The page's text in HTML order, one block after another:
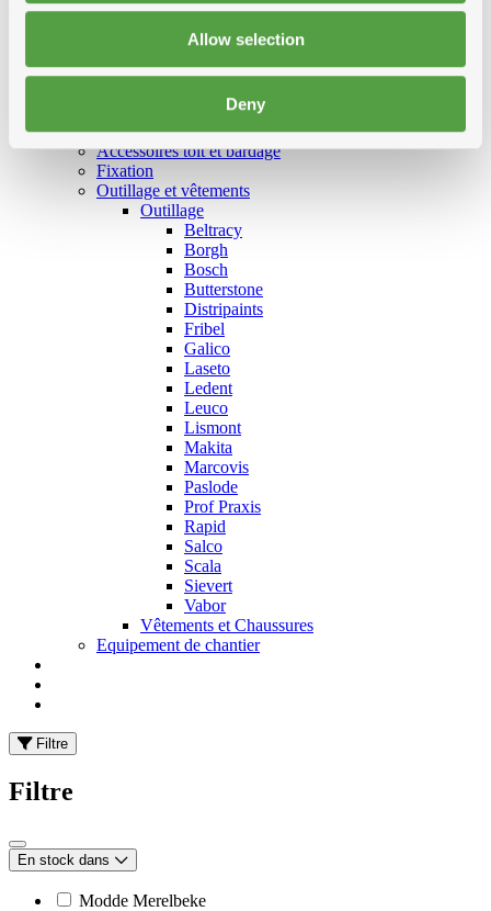
Allow selection
Deny
Catégories
Accessoires toit et bardage
Fixation
Outillage et vêtements
Outillage
Beltracy
Borgh
Bosch
Butterstone
Distripaints
Fribel
Galico
Laseto
Ledent
Leuco
Lismont
Makita
Marcovis
Paslode
Prof Praxis
Rapid
Salco
Scala
Sievert
Vabor
Vêtements et Chaussures
Equipement de chantier
Filtre
Filtre
En stock dans
Modde Merelbeke